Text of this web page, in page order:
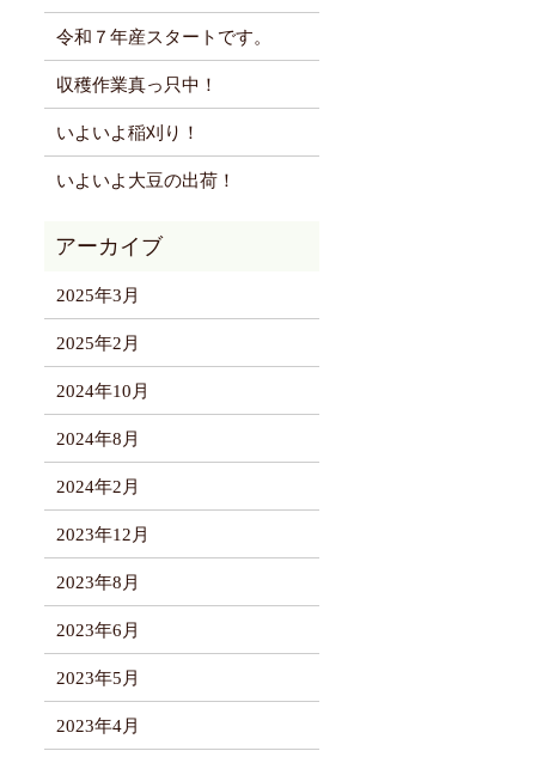
令和７年産スタートです。
収穫作業真っ只中！
いよいよ稲刈り！
いよいよ大豆の出荷！
2025年3月
2025年2月
2024年10月
2024年8月
2024年2月
2023年12月
2023年8月
2023年6月
2023年5月
2023年4月